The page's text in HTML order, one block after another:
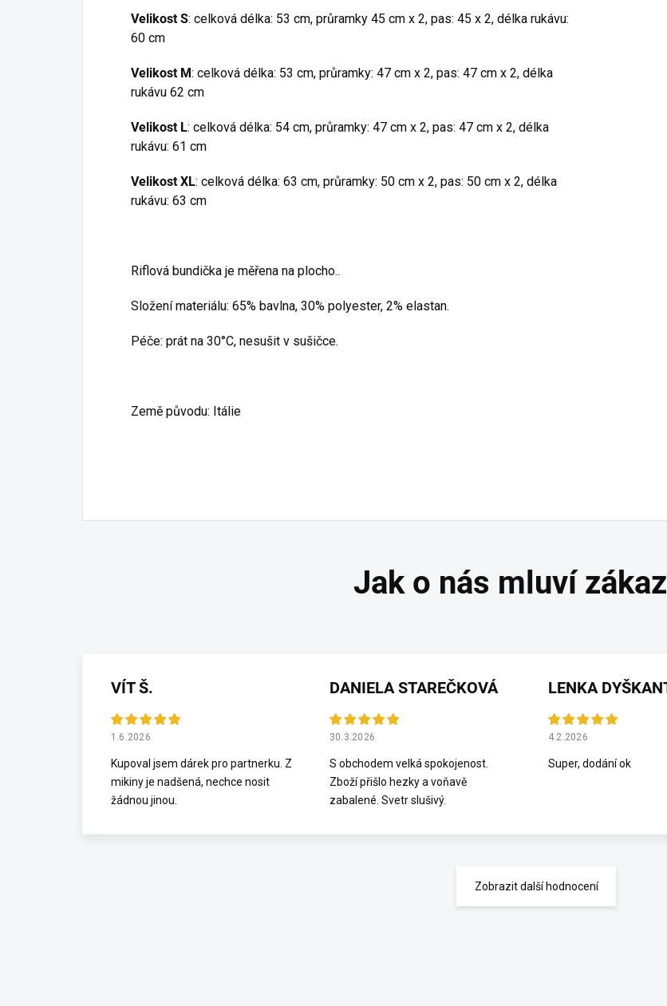
Velikost S: celková délka: 53 cm, průramky 45 cm x 2, pas: 45 x 2, délka rukávu:
60 cm
Velikost M: celková délka: 53 cm, průramky: 47 cm x 2, pas: 47 cm x 2, délka
rukávu 62 cm
Velikost L: celková délka: 54 cm, průramky: 47 cm x 2, pas: 47 cm x 2, délka
rukávu: 61 cm
Velikost XL: celková délka: 63 cm, průramky: 50 cm x 2, pas: 50 cm x 2, délka
rukávu: 63 cm
Riflová bundička je měřena na plocho..
Složení materiálu: 65% bavlna, 30% polyester, 2% elastan.
Péče: prát na 30°C, nesušit v sušičce.
Země původu: Itálie
VÍT Š.
1.6.2026
Kupoval jsem dárek pro partnerku. Z
mikiny je nadšená, nechce nosit
žádnou jinou.
DANIELA STAREČKOVÁ
30.3.2026
S obchodem velká spokojenost.
Zboží přišlo hezky a voňavě
zabalené. Svetr slušivý.
LENKA
4.2.2026
Super, dodání ok
Zobrazit další hodnocení